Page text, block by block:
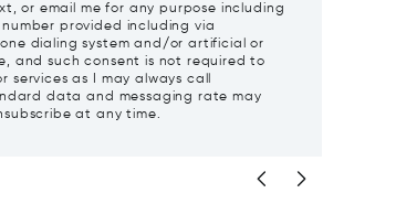
or email me for any purpose including
provided including via
dialing system and/or artificial or
and such consent is not required to
services as I may always call
data and messaging rate may
at any time.